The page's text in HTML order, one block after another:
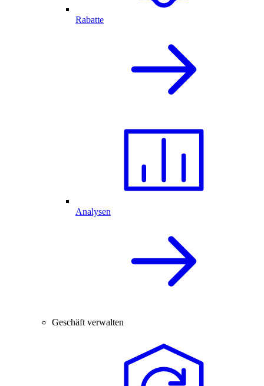
Rabatte
Analysen
Geschäft verwalten